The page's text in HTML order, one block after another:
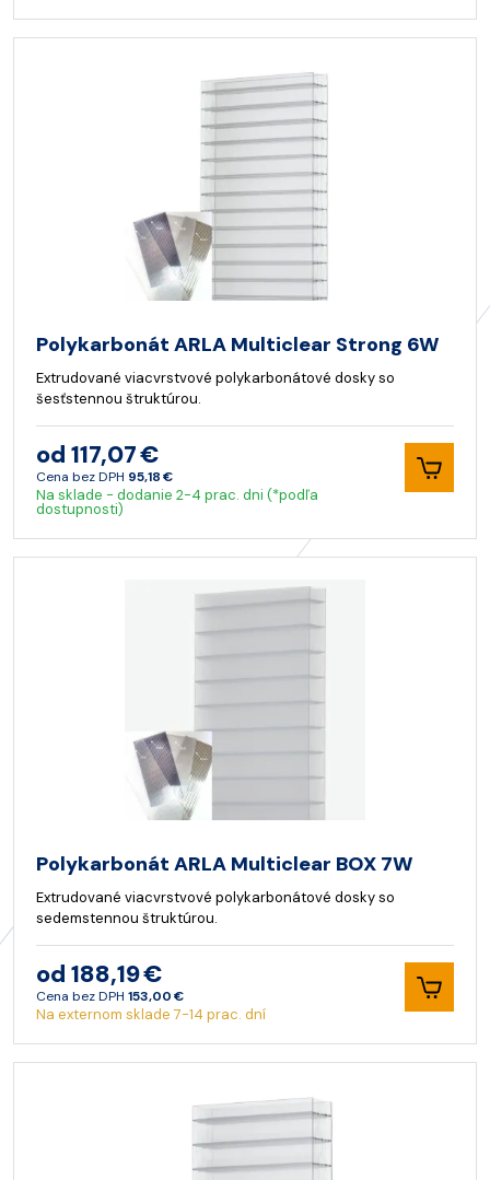
Polykarbonát ARLA Multiclear Strong 6W
Extrudované viacvrstvové polykarbonátové dosky so
šesťstennou štruktúrou.
od 117,07 €
Cena bez DPH 95,18 €
Na sklade - dodanie 2-4 prac. dni (*podľa
dostupnosti)
Polykarbonát ARLA Multiclear BOX 7W
Extrudované viacvrstvové polykarbonátové dosky so
sedemstennou štruktúrou.
od 188,19 €
Cena bez DPH 153,00 €
Na externom sklade 7-14 prac. dní